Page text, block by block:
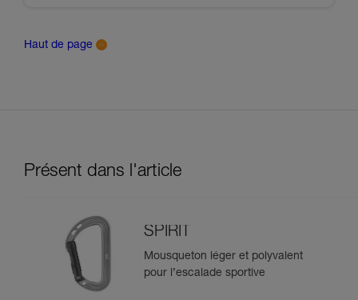
Haut de page
Présent dans l'article
SPIRIT
Mousqueton léger et polyvalent
pour l’escalade sportive